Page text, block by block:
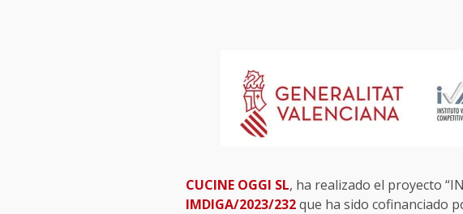
CUCINE OGGI SL, ha realizado el proyecto
IMDIGA/2023/232que ha sido cofinanciado